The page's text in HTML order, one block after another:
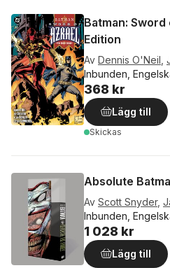
Batman:
Edition
Av Dennis O'Neil
Inbunden,
368 kr
Lägg till
Skickas
Absolute
Av Scott Snyder,
Inbunden,
1 028 kr
Lägg till